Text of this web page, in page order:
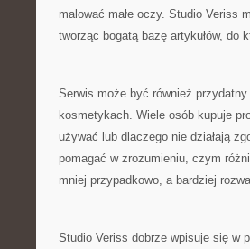
malować małe oczy. Studio Veriss
tworząc bogatą bazę artykułów, do
Serwis może być również
kosmetykach. Wiele osób kupuje
używać lub dlaczego nie działają
pomagać w zrozumieniu, czym
mniej przypadkowo, a bardziej
Studio Veriss dobrze wpisuje się w